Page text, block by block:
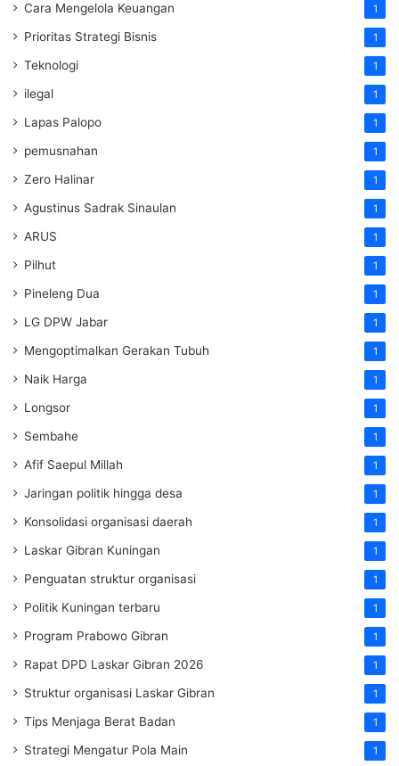
Cara Mengelola Keuangan 1
Prioritas Strategi Bisnis 1
Teknologi 1
ilegal 1
Lapas Palopo 1
pemusnahan 1
Zero Halinar 1
Agustinus Sadrak Sinaulan 1
ARUS 1
Pilhut 1
Pineleng Dua 1
LG DPW Jabar 1
Mengoptimalkan Gerakan Tubuh 1
Naik Harga 1
Longsor 1
Sembahe 1
Afif Saepul Millah 1
Jaringan politik hingga desa 1
Konsolidasi organisasi daerah 1
Laskar Gibran Kuningan 1
Penguatan struktur organisasi 1
Politik Kuningan terbaru 1
Program Prabowo Gibran 1
Rapat DPD Laskar Gibran 2026 1
Struktur organisasi Laskar Gibran 1
Tips Menjaga Berat Badan 1
Strategi Mengatur Pola Main 1